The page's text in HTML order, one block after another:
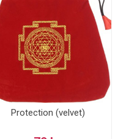
Protection (velvet)